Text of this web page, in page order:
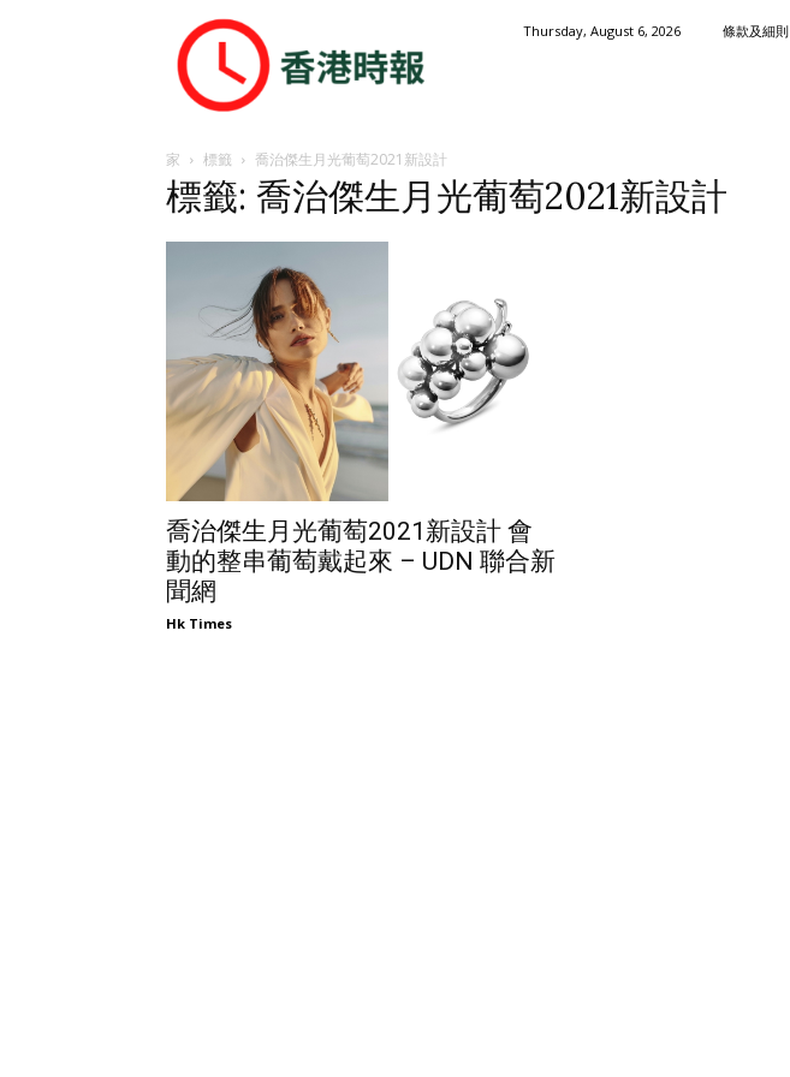
港
時
Thursday, August 6, 2026 條款及細則
家 標籤 喬治傑生月光葡萄2021新設計
標籤: 喬治傑生月光葡萄2021新設計
喬治傑生月光葡萄2021新設計 會
動的整串葡萄戴起來 – UDN 聯合新
聞網
Hk Times